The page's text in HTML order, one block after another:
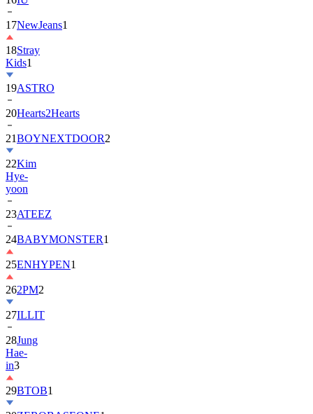
18Stray
Kids
19ASTRO
20Hearts2Hearts
21BOYNEXTDOOR
22Kim
Hye-
yoon
23ATEEZ
24BABYMONSTER
25ENHYPEN1
262PM2
27ILLIT
28Jung
Hae-
in3
29BTOB
30ZEROBASEONE